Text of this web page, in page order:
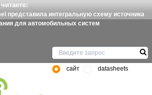
представила интегральную схему источника
для автомобильных систем
сайт datasheets